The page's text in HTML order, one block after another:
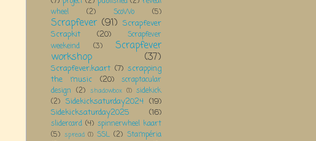
wheel
(2) ScoWo (5)
Scrapfever (91) Scrapfever
Scrapkit
(20)
Scrapfever
weekeind
(3) Scrapfever
workshop (37)
Scrapfever;kaart (7) scrapping
the music
(20)
scraptacular
design (2) shadowbox (1) sidekick
(2) Sidekicksaturday2024 (19)
Sidekicksaturday2025
(16)
slidercard (4) spinnerwheel kaart
(5) spread (1) SSL (2) Stampéria